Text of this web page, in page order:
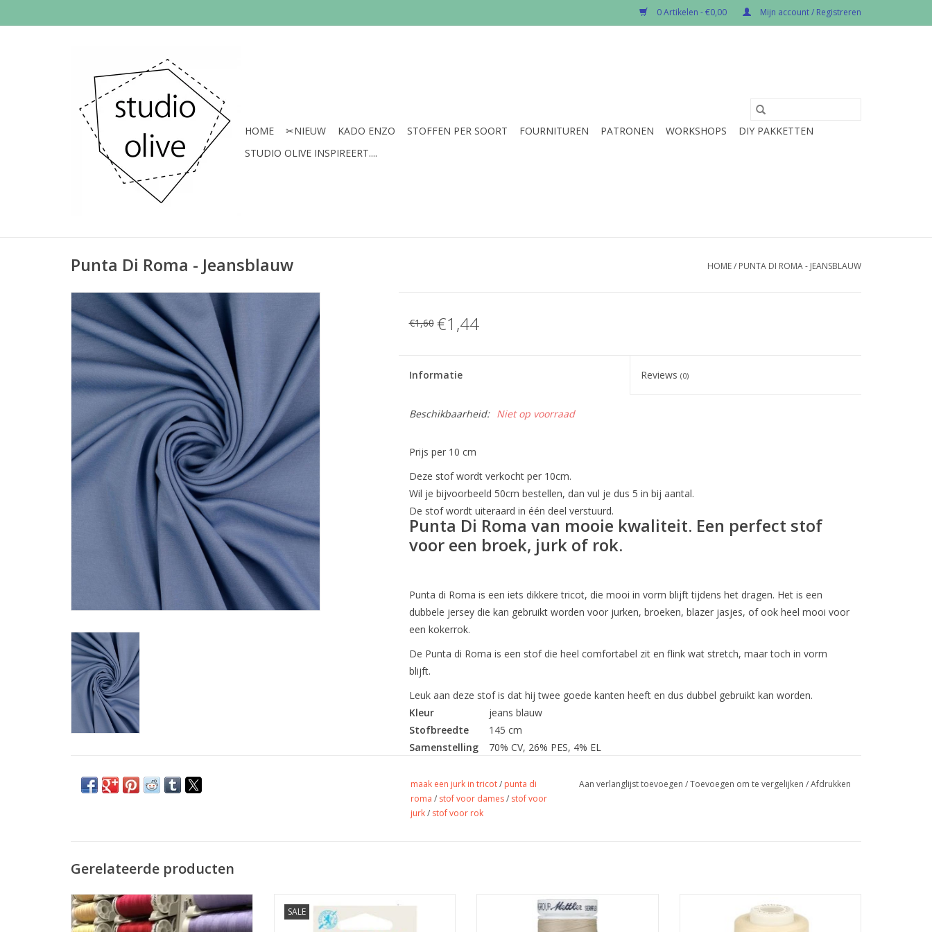
0 Artikelen - €0,00 Mijn account / Registreren
HOME ✂︎NIEUW KADO ENZO STOFFEN PER SOORT FOURNITUREN PATRONEN WORKSHOPS
DIY PAKKETTEN
STUDIO OLIVE INSPIREERT....
Punta Di Roma - Jeansblauw HOME/ PUNTA DI ROMA - JEANSBLAUW
€1,60 €1,44
Informatie Reviews(0)
Beschikbaarheid: Niet op voorraad
Prijs per 10 cm
Deze stof wordt verkocht per 10cm.
Wil je bijvoorbeeld 50cm bestellen, dan vul je dus 5 in bij aantal.
De stof wordt uiteraard in één deel verstuurd.
Punta Di Roma van mooie kwaliteit. Een perfect stof
voor een broek, jurk of rok.
Punta di Roma is een iets dikkere tricot, die mooi in vorm blijft tijdens het dragen. Het is een
dubbele jersey die kan gebruikt worden voor jurken, broeken, blazer jasjes, of ook heel mooi voor
een kokerrok.
De Punta di Roma is een stof die heel comfortabel zit en flink wat stretch, maar toch in vorm
blijft.
Leuk aan deze stof is dat hij twee goede kanten heeft en dus dubbel gebruikt kan worden.
Kleur
jeans blauw
Stofbreedte
145 cm
Samenstelling
70% CV, 26% PES, 4% EL
Toepassing
Jurk, (koker)rok, tops, broek, vest...
Label
oekotex
Stretch
maak een jurk in tricot/ punta di
roma / stof voor dames/ stof voor
jurk/ stof voor rok
Aan verlanglijst toevoegen /Toevoegen om te vergelijken /Afdrukken
Gerelateerde producten
Prijs per stuk.
De allerbeste kwaliteit naaigaren voor uw
SALE
Microtex machinenaald voor het naaien
Prijs per klosje
Seraflex - Elastisch garen
Per 4 stuks.